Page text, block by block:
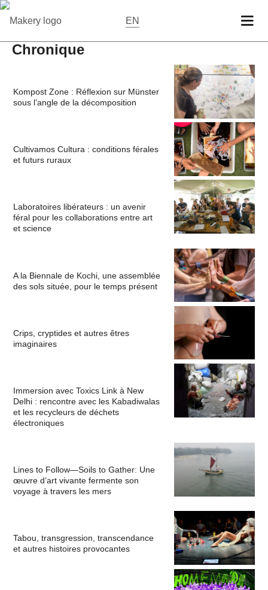
EN
Chronique
Kompost Zone : Réflexion sur Münster
sous l’angle de la décomposition
Cultivamos Cultura : conditions férales
et futurs ruraux
Laboratoires libérateurs : un avenir
féral pour les collaborations entre art
et science
A la Biennale de Kochi, une assemblée
des sols située, pour le temps présent
Crips, cryptides et autres êtres
imaginaires
Immersion avec Toxics Link à New
Delhi : rencontre avec les Kabadiwalas
et les recycleurs de déchets
électroniques
Lines to Follow—Soils to Gather: Une
œuvre d’art vivante fermente son
voyage à travers les mers
Tabou, transgression, transcendance
et autres histoires provocantes